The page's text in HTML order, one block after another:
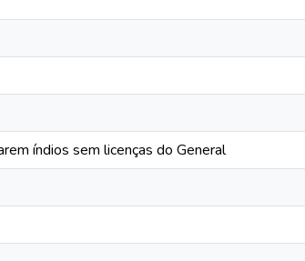
índios sem licenças do General